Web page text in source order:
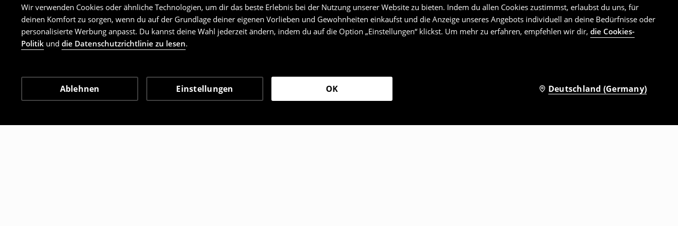
Wir verwenden Cookies oder ähnliche Technologien, um dir das beste Erlebnis bei der Nutzung unserer Website zu bieten. Indem du allen Cookies zustimmst, erlaubst du uns, für
deinen Komfort zu sorgen, wenn du auf der Grundlage deiner eigenen Vorlieben und Gewohnheiten einkaufst und die Anzeige unseres Angebots individuell an deine Bedürfnisse oder
personalisierte Werbung anpasst. Du kannst deine Wahl jederzeit ändern, indem du auf die Option „Einstellungen“ klickst. Um mehr zu erfahren, empfehlen wir dir, die Cookies-
Politik und die Datenschutzrichtlinie zu lesen.
Ablehnen Einstellungen OK Deutschland (Germany)